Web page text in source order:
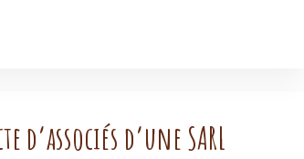
d’associés d’une SARL